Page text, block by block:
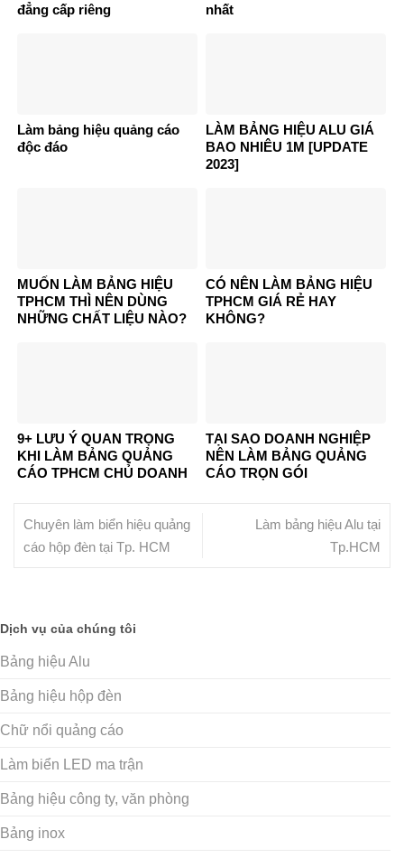
đẳng cấp riêng
nhất
Làm bảng hiệu quảng cáo
độc đáo
LÀM BẢNG HIỆU ALU GIÁ
BAO NHIÊU 1M [UPDATE
2023]
MUỐN LÀM BẢNG HIỆU
TPHCM THÌ NÊN DÙNG
NHỮNG CHẤT LIỆU NÀO?
CÓ NÊN LÀM BẢNG HIỆU
TPHCM GIÁ RẺ HAY
KHÔNG?
9+ LƯU Ý QUAN TRỌNG
KHI LÀM BẢNG QUẢNG
CÁO TPHCM CHỦ DOANH
TẠI SAO DOANH NGHIỆP
NÊN LÀM BẢNG QUẢNG
CÁO TRỌN GÓI
Chuyên làm biển hiệu quảng
cáo hộp đèn tại Tp. HCM
Làm bảng hiệu Alu tại
Tp.HCM
Dịch vụ của chúng tôi
Bảng hiệu Alu
Bảng hiệu hộp đèn
Chữ nổi quảng cáo
Làm biển LED ma trận
Bảng hiệu công ty, văn phòng
Bảng inox